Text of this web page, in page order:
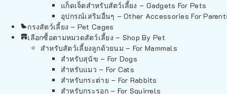
แก็ดเจ็ตสำหรับสัตว์เลี้ยง – Gadgets For Pets
อุปกรณ์เสริมอื่นๆ – Other Accessories For
กรงสัตว์เลี้ยง – Pet Cages
เลือกซื้อตามหมวดสัตว์เลี้ยง – Shop By Pet
สำหรับสัตว์เลี้ยงลูกด้วยนม – For Mammals
สำหรับสุนัข – For Dogs
สำหรับแมว – For Cats
สำหรับกระต่าย – For Rabbits
สำหรับกระรอก – For Squirrels